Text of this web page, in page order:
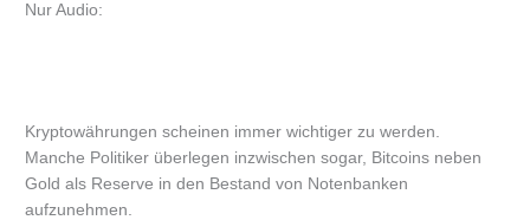
Nur Audio:
Kryptowährungen scheinen immer wichtiger zu werden.
Manche Politiker überlegen inzwischen sogar, Bitcoins neben
Gold als Reserve in den Bestand von Notenbanken
aufzunehmen.